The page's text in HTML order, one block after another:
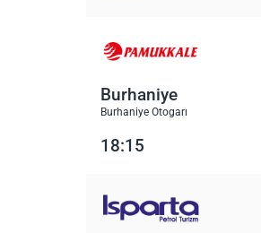
Burhaniye
Burhaniye Otogarı
18:15